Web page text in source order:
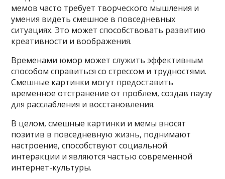
мемов часто требует творческого мышления и
умения видеть смешное в повседневных
ситуациях. Это может способствовать развитию
креативности и воображения.
Временами юмор может служить эффективным
способом справиться со стрессом и трудностями.
Смешные картинки могут предоставить
временное отстранение от проблем, создав паузу
для расслабления и восстановления.
В целом, смешные картинки и мемы вносят
позитив в повседневную жизнь, поднимают
настроение, способствуют социальной
интеракции и являются частью современной
интернет-культуры.